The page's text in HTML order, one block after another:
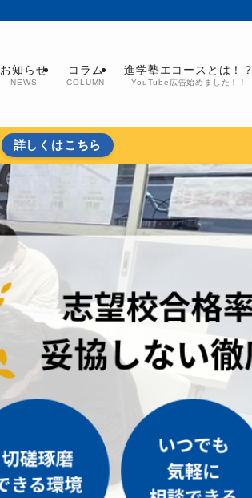
お知らせ
NEWS
コラム
COLUMN
進学塾エコースとは！？
YouTube広告始めました！！
詳しくはこちら